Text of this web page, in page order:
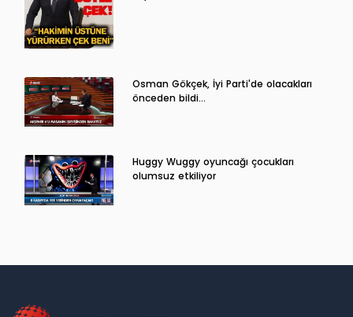
Osman Gökçek, İyi Parti'de olacakları
önceden bildi...
Huggy Wuggy oyuncağı çocukları
olumsuz etkiliyor